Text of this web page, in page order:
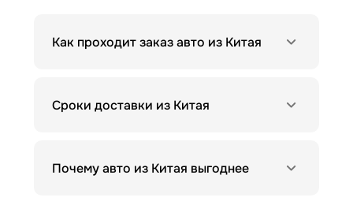
Как проходит заказ авто из Китая
Сроки доставки из Китая
Почему авто из Китая выгоднее